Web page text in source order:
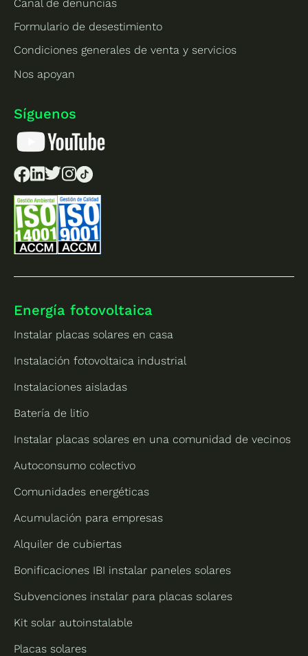
Canal de denuncias
Formulario de desestimiento
Condiciones generales de venta y servicios
Nos apoyan
Síguenos
Energía fotovoltaica
Instalar placas solares en casa
Instalación fotovoltaica industrial
Instalaciones aisladas
Batería de litio
Instalar placas solares en una comunidad de vecinos
Autoconsumo colectivo
Comunidades energéticas
Acumulación para empresas
Alquiler de cubiertas
Bonificaciones IBI instalar paneles solares
Subvenciones instalar para placas solares
Kit solar autoinstalable
Placas solares